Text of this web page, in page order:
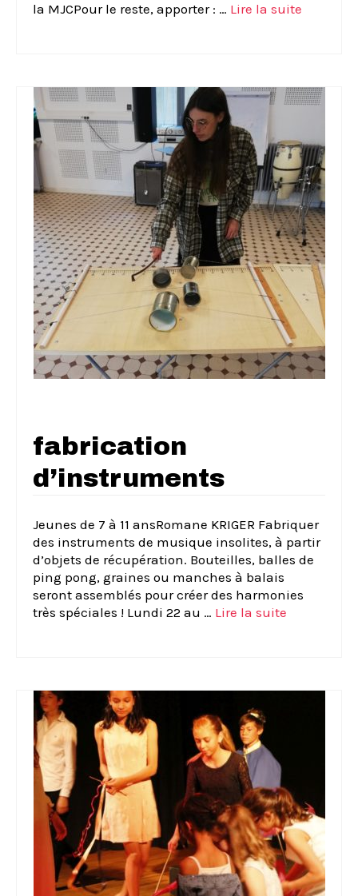
la MJCPour le reste, apporter : … Lire la suite­­
fabrication
d’instruments
Jeunes de 7 à 11 ansRomane KRIGER Fabriquer
des instruments de musique insolites, à partir
d’objets de récupération. Bouteilles, balles de
ping pong, graines ou manches à balais
seront assemblés pour créer des harmonies
très spéciales ! Lundi 22 au … Lire la suite­­